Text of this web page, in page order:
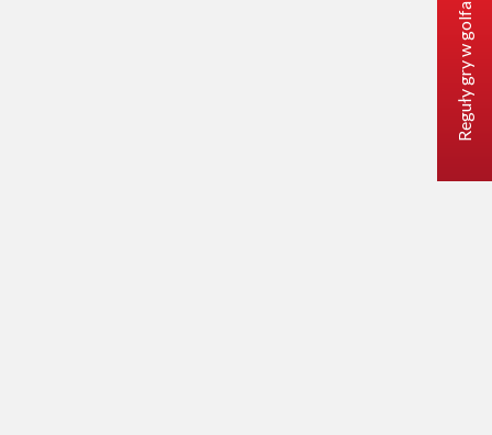
Reguły gry w golfa